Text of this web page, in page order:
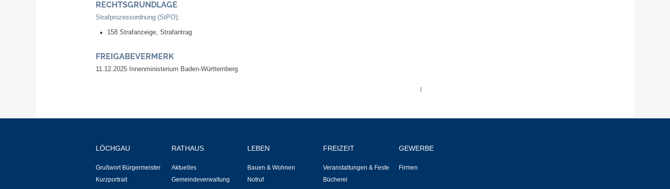
Veranstaltungen & Feste
RECHTSGRUNDLAGE
Strafprozessordnung (StPO):
158 Strafanzeige, Strafantrag
FREIGABEVERMERK
11.12.2025 Innenministerium Baden-Württemberg
LÖCHGAU
Grußwort Bürgermeister
Kurzportrait
RATHAUS
Aktuelles
Gemeindeverwaltung
LEBEN
Bauen & Wohnen
Notruf
FREIZEIT
Veranstaltungen & Feste
Bücherei
GEWERBE
Firmen